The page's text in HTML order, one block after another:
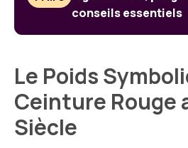
conseils essentiels
Le Poids
Ceinture Rouge
Siècle